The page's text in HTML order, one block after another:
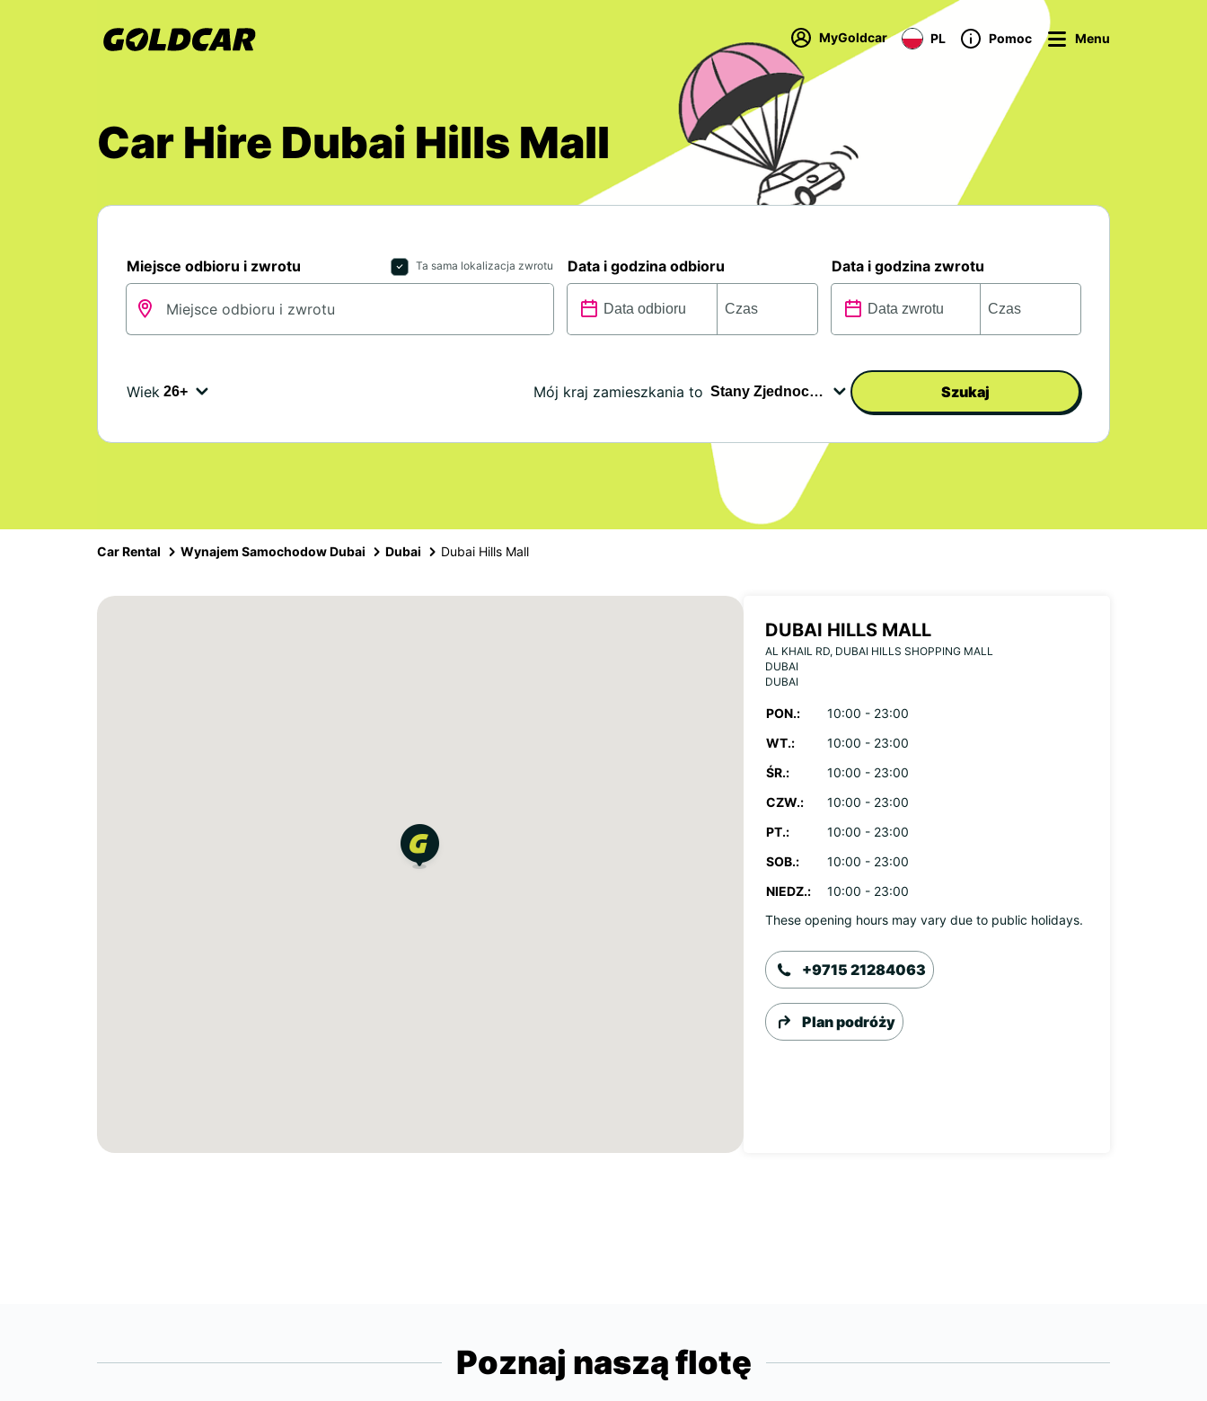
MyGoldcar PL Pomoc Menu
Car Hire Dubai Hills Mall
Miejsce odbioru i zwrotu Ta sama lokalizacja zwrotu Data i godzina odbioru Data i godzina zwrotu
Wiek Mój kraj zamieszkania to Szukaj
Car Rental Wynajem Samochodow Dubai Dubai Dubai Hills Mall
DUBAI HILLS MALL
AL KHAIL RD, DUBAI HILLS SHOPPING MALL
DUBAI
DUBAI
PON.:
10:00 - 23:00
WT.:
10:00 - 23:00
ŚR.:
10:00 - 23:00
CZW.:
10:00 - 23:00
PT.:
10:00 - 23:00
SOB.:
10:00 - 23:00
NIEDZ.:
10:00 - 23:00
These opening hours may vary due to public holidays.
+9715 21284063
Plan podróży
Poznaj naszą flotę